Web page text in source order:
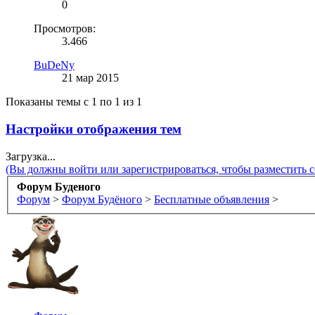
0
Просмотров:
3.466
BuDeNy
21 мар 2015
Показаны темы с 1 по 1 из 1
Настройки отображения тем
Загрузка...
(Вы должны войти или зарегистрироваться, чтобы разместить
Форум Буденого
Форум > Форум Будёного > Бесплатные объявления >